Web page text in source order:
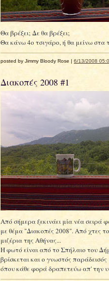
Θα βρέξει; Δε θα βρέξει;
Θα κάνω 4ο τσιγάρο, ή θα μείνω στα
posted by Jimmy Bloody Rose | 6/13/2008
Διακοπές 2008 #1
Από σήμερα ξεκινάει μία νέα σειρά
με θέμα "Διακοπές 2008". Από
μιζέρια της Αθήνας...
Η φωτό είναι από το Σπήλαιο του
βρίσκεται και ο γνωστός
όπου κάθε φορά δραπετεύω απ' την